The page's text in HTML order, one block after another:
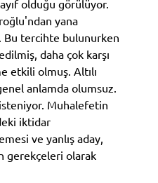
olduğu görülüyor.
yana
Bu tercihte bulunurken
daha çok karşı
etkili olmuş. Altılı
anlamda olumsuz.
Muhalefetin
iktidar
ve yanlış aday,
gerekçeleri olarak